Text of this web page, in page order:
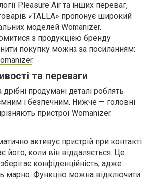
Pleasure Air та інших переваг,
«TALLA» пропонує широкий
моделей Womanizer.
з продукцією бренду
покупку можна за посиланням:
.
та переваги
дрібні продумані деталі роблять
і безпечним. Нижче — головні
пристрої Womanizer.
активує пристрій при контакті
його, коли він віддаляється. Це
конфіденційність, адже
марно. Функцію можна відключити